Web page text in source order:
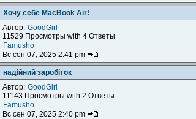
Хочу себе MacBook Air!
Автор: GoodGirl
11529 Просмотры with 4 Ответы
Famusho
Вс сен 07, 2025 2:41 pm
надійний заробіток
Автор: GoodGirl
11143 Просмотры with 2 Ответы
Famusho
Вс сен 07, 2025 2:40 pm